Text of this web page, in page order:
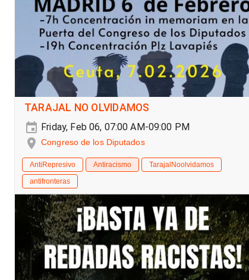
TARAJAL NO OLVIDAMOS
Friday, Feb 06, 07:00 AM-09:00 PM
Congreso de los Diputados
AntiRepresivo Antiracismo
TarajalNoolvidamos
antifronteras